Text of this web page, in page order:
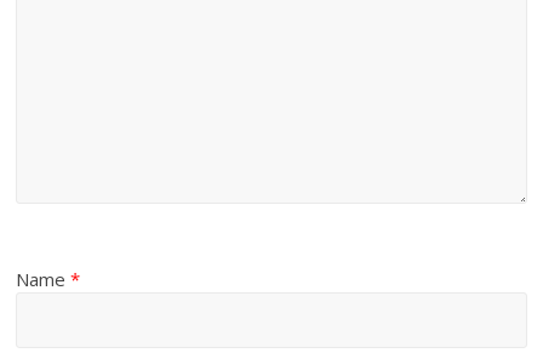
Name*